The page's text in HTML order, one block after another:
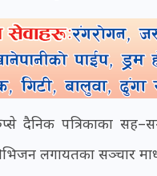
दैनिक पत्रिकाका
लगायतका सञ्चार